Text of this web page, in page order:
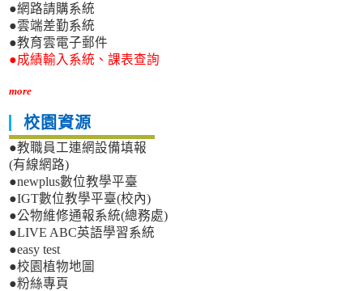
●網路請購系統
●雲端差勤系統
●教育雲電子郵件
●成績輸入系統、課表查詢
more
校園資源
●教職員工連網設備填報
(有線網路)
●newplus數位教學平臺
●IGT數位教學平臺(校內)
●公物維修通報系統(總務處)
●LIVE ABC英語學習系統
●easy test
●校園植物地圖
●粉絲專頁